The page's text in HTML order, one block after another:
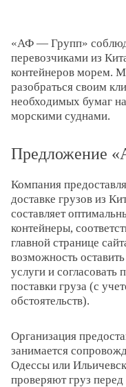
«АФ — Групп»
перевозчиками из
контейнеров морем.
разобраться своим
необходимых бумаг
морскими суднами.
Предложение
Компания
доставке грузов из
составляет
контейнеры,
главной странице
возможность
услуги и согласовать
поставки груза (с
обстоятельств).
Организация
занимается
Одессы или
проверяют груз